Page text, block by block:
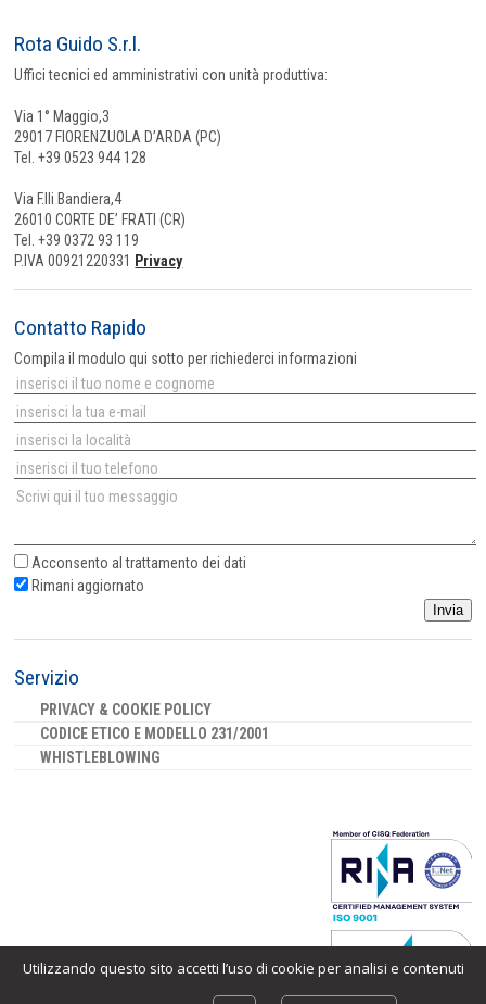
Utilizzando questo sito accetti l’uso di cookie per analisi e contenuti
Rota Guido S.r.l.
Uffici tecnici ed amministrativi con unità produttiva:
Via 1° Maggio,3
29017 FIORENZUOLA D’ARDA (PC)
Tel. +39 0523 944 128
Via F.lli Bandiera,4
26010 CORTE DE’ FRATI (CR)
Tel. +39 0372 93 119
P.IVA 00921220331 Privacy
Contatto Rapido
Compila il modulo qui sotto per richiederci informazioni
Acconsento altrattamento dei dati
Rimani aggiornato
Invia
Servizio
PRIVACY & COOKIE POLICY
CODICE ETICO E MODELLO 231/2001
WHISTLEBLOWING